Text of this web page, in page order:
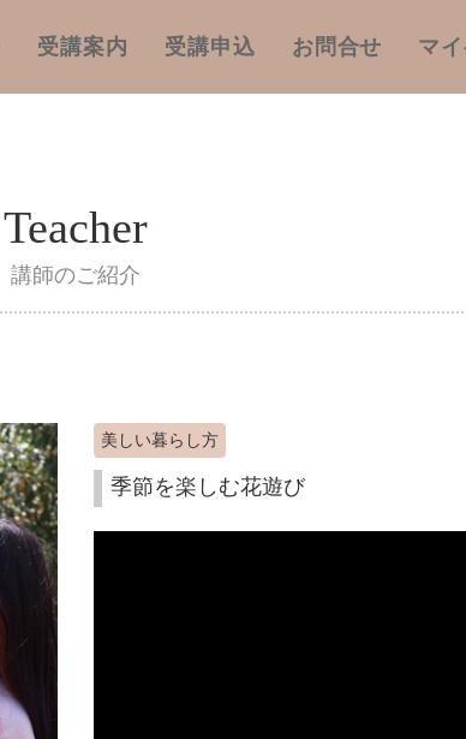
受講案内 受講申込 お問合せ マ
Teacher
講師のご紹介
美しい暮らし方
季節を楽しむ花遊び